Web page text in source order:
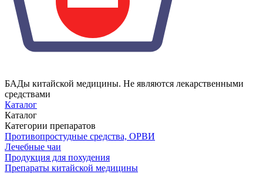
БАДы китайской медицины. Не являются лекарственными
средствами
Каталог
Каталог
Категории препаратов
Противопростудные средства, ОРВИ
Лечебные чаи
Продукция для похудения
Препараты китайской медицины